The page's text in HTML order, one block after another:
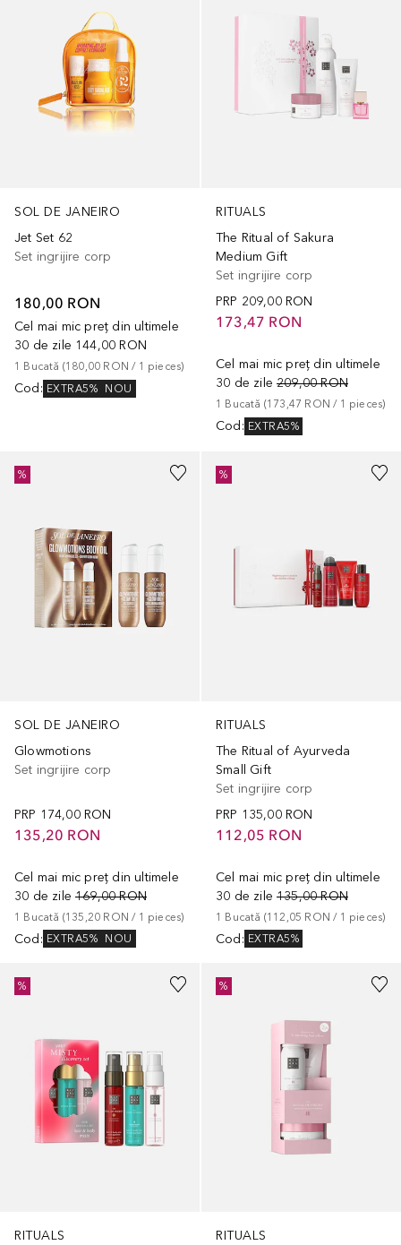
SOL DE JANEIRO
Jet Set 62
Set ingrijire corp
180,00 RON
Cel mai mic preț din ultimele
30 de zile 144,00 RON
1 Bucată (180,00 RON / 1 pieces)
Cod: EXTRA5% NOU
RITUALS
The Ritual of Sakura
Medium Gift
Set ingrijire corp
PRP 209,00 RON
173,47 RON
Cel mai mic preț din ultimele
30 de zile 209,00 RON
1 Bucată (173,47 RON / 1 pieces)
Cod: EXTRA5%
SOL DE JANEIRO
Glowmotions
Set ingrijire corp
PRP 174,00 RON
135,20 RON
Cel mai mic preț din ultimele
30 de zile 169,00 RON
1 Bucată (135,20 RON / 1 pieces)
Cod : EXTRA5% NOU
%
RITUALS
The Ritual of Ayurveda
Small Gift
Set ingrijire corp
PRP 135,00 RON
112,05 RON
Cel mai mic preț din ultimele
30 de zile 135,00 RON
1 Bucată (112,05 RON / 1 pieces)
Cod : EXTRA5%
%
RITUALS
%
RITUALS
%